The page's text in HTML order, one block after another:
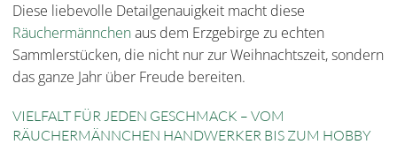
Diese liebevolle Detailgenauigkeit macht diese
Räuchermännchenaus dem Erzgebirge zu echten
Sammlerstücken, die nicht nur zur Weihnachtszeit, sondern
das ganze Jahr über Freude bereiten.
VIELFALT FÜR JEDEN GESCHMACK – VOM
RÄUCHERMÄNNCHEN HANDWERKER BIS ZUM HOBBY